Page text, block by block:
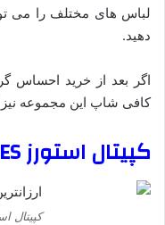
لباس های مختلف را می
دهید.
اگر بعد از خرید احساس
کافی شاپ این مجموعه نیز
کپیتال استورز CAPITAL STORES
کپیتال